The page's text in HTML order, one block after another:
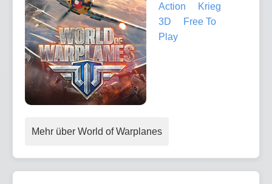
Action
Krieg
3D
Free To
Play
Mehr über World of Warplanes